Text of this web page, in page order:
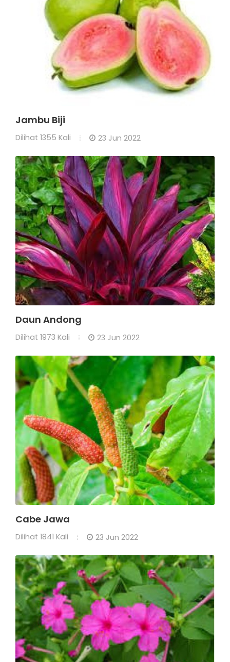
Jambu Biji
Dilihat 1355 Kali 23 Jun 2022
Daun Andong
Dilihat 1973 Kali 23 Jun 2022
Cabe Jawa
Dilihat 1841 Kali 23 Jun 2022